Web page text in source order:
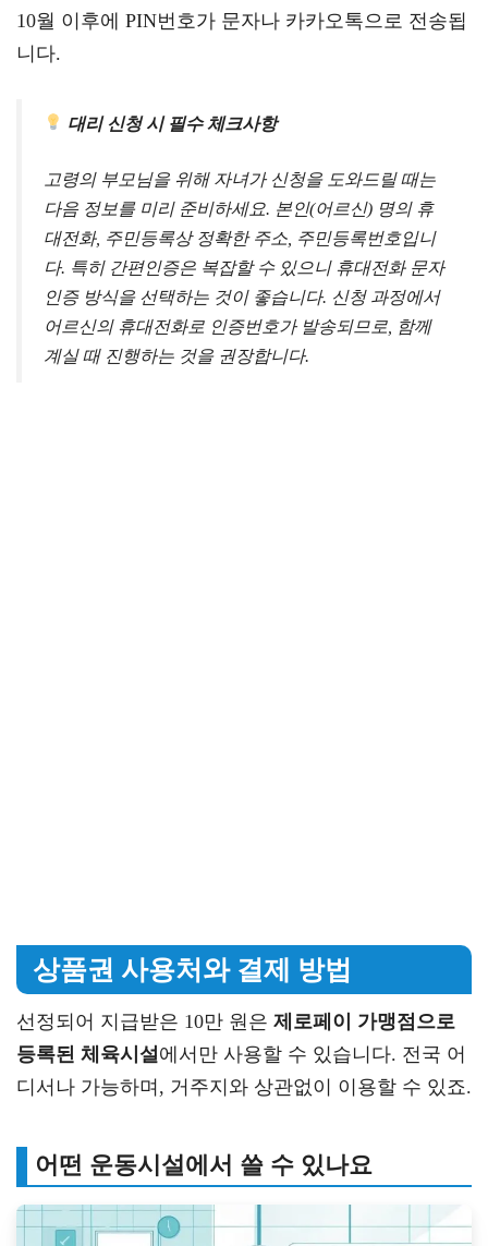
10월 이후에 PIN번호가 문자나 카카오톡으로 전송됩
니다.
대리 신청 시 필수 체크사항
고령의 부모님을 위해 자녀가 신청을 도와드릴 때는
다음 정보를 미리 준비하세요. 본인(어르신) 명의 휴
대전화, 주민등록상 정확한 주소, 주민등록번호입니
다. 특히 간편인증은 복잡할 수 있으니 휴대전화 문자
인증 방식을 선택하는 것이 좋습니다. 신청 과정에서
어르신의 휴대전화로 인증번호가 발송되므로, 함께
계실 때 진행하는 것을 권장합니다.
상품권 사용처와 결제 방법
선정되어 지급받은 10만 원은 제로페이 가맹점으로
등록된 체육시설에서만 사용할 수 있습니다. 전국 어
디서나 가능하며, 거주지와 상관없이 이용할 수 있죠.
어떤 운동시설에서 쓸 수 있나요